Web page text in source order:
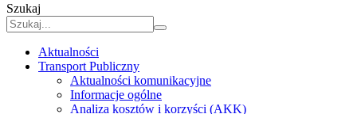
Szukaj
Aktualności
Transport Publiczny
Aktualności komunikacyjne
Informacje ogólne
Analiza kosztów i korzyści (AKK)